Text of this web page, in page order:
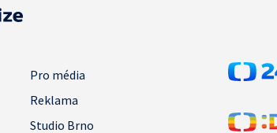
Pro média
Reklama
Studio Brno